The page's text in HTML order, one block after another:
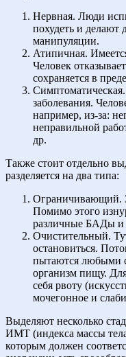
Нервная. Люди
похудеть и делают
манипуляции.
Атипичная.
Человек
сохраняется в
заболевания.
например, из-за:
неправильной
др.
Также стоит отдельно
разделяется на два типа:
Ограничивающий.
Помимо этого
различные БАДы и
Очистительный.
остановиться.
пытаются любыми
организм пищу.
себя рвоту
мочегонное и
Выделяют несколько
ИМТ (индекса массы
которым должен